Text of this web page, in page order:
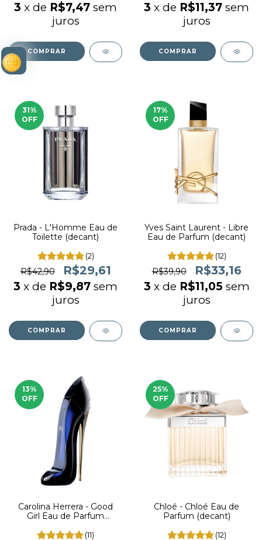
3 x de R$7,47 sem
juros
COMPRAR
3 x de R$11,37 sem
juros
COMPRAR
31%
OFF
Prada - L'Homme Eau de
Toilette (decant)
(2)
R$42,90 R$29,61
3 x de R$9,87 sem
juros
COMPRAR
17%
OFF
Yves Saint Laurent - Libre
Eau de Parfum (decant)
(12)
R$39,90 R$33,16
3 x de R$11,05 sem
juros
COMPRAR
13%
OFF
Carolina Herrera - Good
Girl Eau de Parfum
(11)
25%
OFF
Chloé - Chloé Eau de
Parfum (decant)
(12)